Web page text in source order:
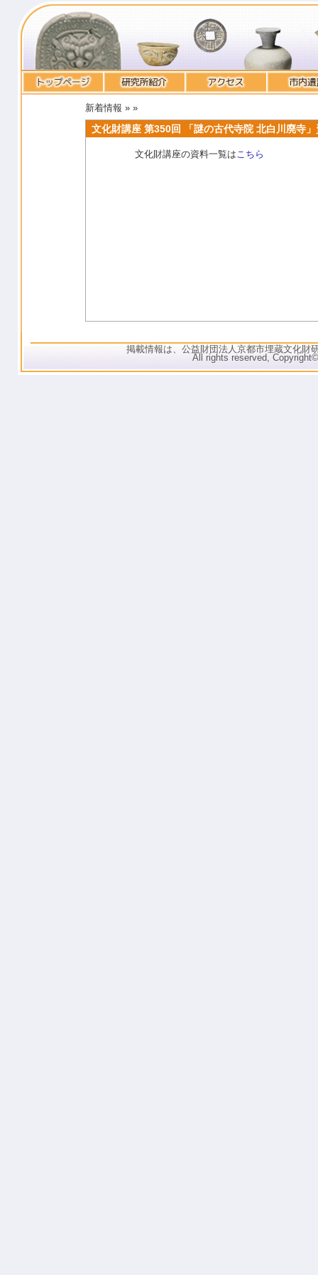
新着情報 » »
文化財講座 第350回 「謎の古代寺院 北白川廃寺
文化財講座の資料一覧はこちら
掲載情報は、公益財団法人京都市埋蔵文化財
All rights reserved,